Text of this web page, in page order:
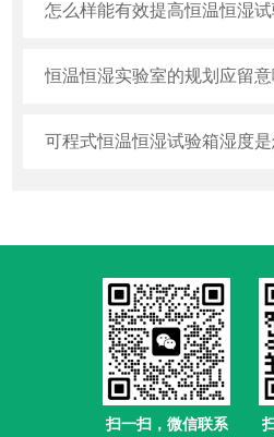
怎么样能有效提高恒温恒湿
恒温恒湿实验室的规划应留
可程式恒温恒湿试验箱湿度
扫一扫，微信联系